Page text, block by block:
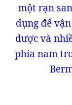
một rạn
dụng để
dược và
phía nam